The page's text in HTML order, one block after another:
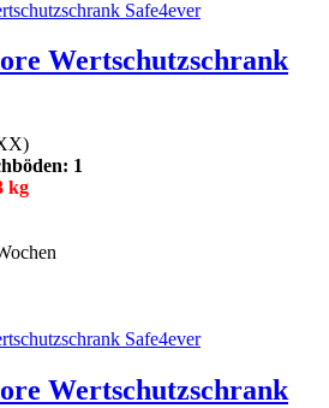
Wertschutzschrank
)
1
kg
Wertschutzschrank